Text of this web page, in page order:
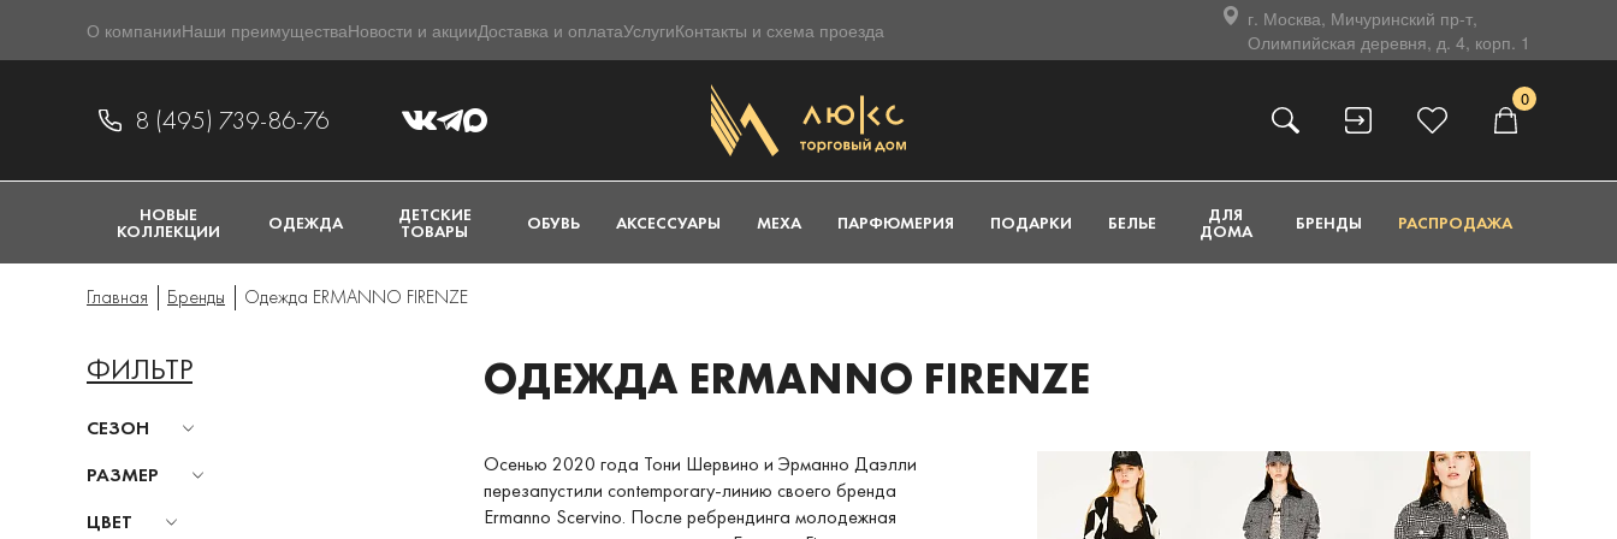
О компанииНаши преимуществаНовости и акцииДоставка и оплатаУслугиКонтакты и схема проезда
г. Москва, Мичуринский пр-т,
Олимпийская деревня, д. 4, корп. 1
8 (495) 739-86-76
0
НОВЫЕ
КОЛЛЕКЦИИ ОДЕЖДА ДЕТСКИЕ
ТОВАРЫ ОБУВЬ АКСЕССУАРЫ МЕХА ПАРФЮМЕРИЯ ПОДАРКИ БЕЛЬЕ ДЛЯ
ДОМА БРЕНДЫ РАСПРОДАЖА
Главная Бренды Одежда ERMANNO FIRENZE
ФИЛЬТР
СЕЗОН
РАЗМЕР
ЦВЕТ
ОДЕЖДА ERMANNO FIRENZE
Осенью 2020 года Тони Шервино и Эрманно Даэлли
перезапустили contemporary-линию своего бренда
Ermanno Scervino. После ребрендинга молодежная